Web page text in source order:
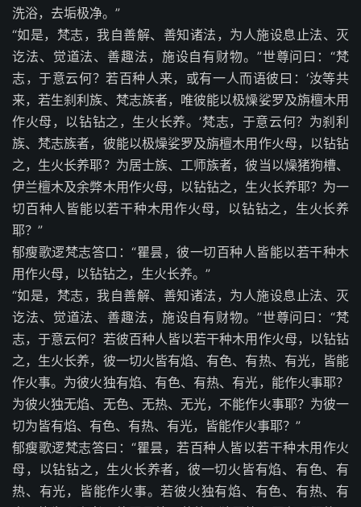
洗浴，去垢极净。”
“如是，梵志，我自善解、善知诸法，为人施设息止法、灭
讫法、觉道法、善趣法，施设自有财物。”世尊问曰：“梵
志，于意云何？若百种人来，或有一人而语彼曰：‘汝等共
来，若生刹利族、梵志族者，唯彼能以极燥娑罗及旃檀木用
作火母，以钻钻之，生火长养。’梵志，于意云何？为刹利
族、梵志族者，彼能以极燥娑罗及旃檀木用作火母，以钻钻
之，生火长养耶？为居士族、工师族者，彼当以燥猪狗槽、
伊兰檀木及余弊木用作火母，以钻钻之，生火长养耶？为一
切百种人皆能以若干种木用作火母，以钻钻之，生火长养
耶？”
郁瘦歌逻梵志答口：“瞿昙，彼一切百种人皆能以若干种木
用作火母，以钻钻之，生火长养。”
“如是，梵志，我自善解、善知诸法，为人施设息止法、灭
讫法、觉道法、善趣法，施设自有财物。”世尊问曰：“梵
志，于意云何？若彼百种人皆以若干种木用作火母，以钻钻
之，生火长养，彼一切火皆有焰、有色、有热、有光，皆能
作火事。为彼火独有焰、有色、有热、有光，能作火事耶？
为彼火独无焰、无色、无热、无光，不能作火事耶？为彼一
切为皆有焰、有色、有热、有光，皆能作火事耶？”
郁瘦歌逻梵志答曰：“瞿昙，若百种人皆以若干种木用作火
母，以钻钻之，生火长养者，彼一切火皆有焰、有色、有
热、有光，皆能作火事。若彼火独有焰、有色、有热、有